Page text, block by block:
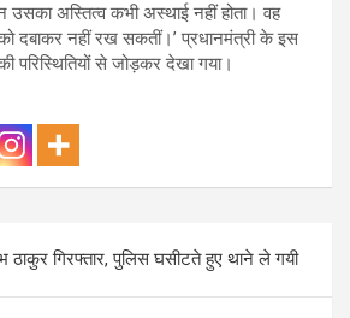
उसका अस्तित्व कभी अस्थाई नहीं होता। वह
को दबाकर नहीं रख सकतीं।’ प्रधानमंत्री के इस
परिस्थितियों से जोड़कर देखा गया।
ठाकुर गिरफ्तार, पुलिस घसीटते हुए थाने ले गयी